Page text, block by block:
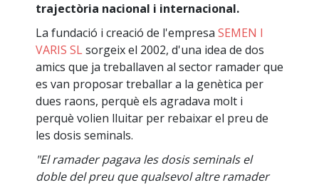
trajectòria nacional i internacional.
La fundació i creació de l'empresa SEMEN I
VARIS SLsorgeix el 2002, d'una idea de dos
amics que ja treballaven al sector ramader que
es van proposar treballar a la genètica per
dues raons, perquè els agradava molt i
perquè volien lluitar per rebaixar el preu de
les dosis seminals.
"El ramader pagava les dosis seminals el
doble del preu que qualsevol altre ramader